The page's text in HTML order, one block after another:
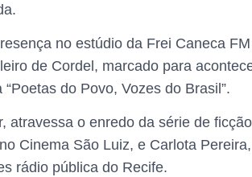
no estúdio da Frei Caneca
de Cordel, marcado para
do Povo, Vozes do Brasil”.
o enredo da série de
Cinema São Luiz, e Carlota
rádio pública do Recife.